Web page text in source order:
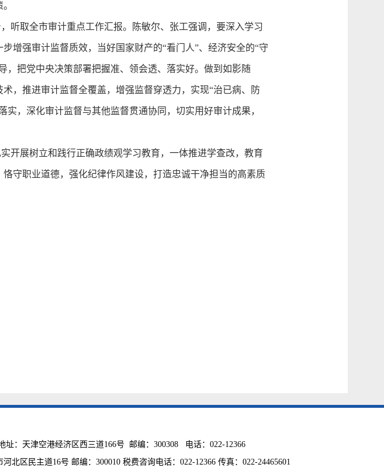
取全市审计重点工作汇报。陈敏尔、张工强调，要深入学习
增强审计监督质效，当好国家财产的“看门人”、经济安全的“守
，把党中央决策部署把握准、领会透、落实好。做到如影随
，推进审计监督全覆盖，增强监督穿透力，实现“治已病、防
，深化审计监督与其他监督贯通协同，切实用好审计成果，
展树立和践行正确政绩观学习教育，一体推进学查改，教育
守职业道德，强化纪律作风建设，打造忠诚干净担当的高素质
：天津空港经济区西三道166号 邮编：300308 电话：022-12366
北区民主道16号 邮编：300010 税费咨询电话：022-12366 传真：022-24465601